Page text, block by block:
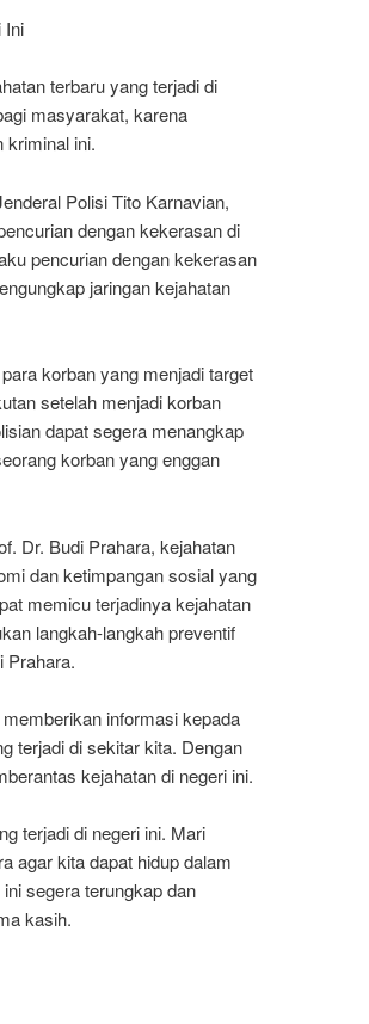
Ini
terbaru yang terjadi di
masyarakat, karena
kriminal ini.
Polisi Tito Karnavian,
dengan kekerasan di
pencurian dengan kekerasan
jaringan kejahatan
korban yang menjadi target
setelah menjadi korban
dapat segera menangkap
korban yang enggan
Dr. Budi Prahara, kejahatan
dan ketimpangan sosial yang
memicu terjadinya kejahatan
langkah-langkah preventif
Prahara.
informasi kepada
terjadi di sekitar kita. Dengan
kejahatan di negeri ini.
terjadi di negeri ini. Mari
agar kita dapat hidup dalam
segera terungkap dan
kasih.